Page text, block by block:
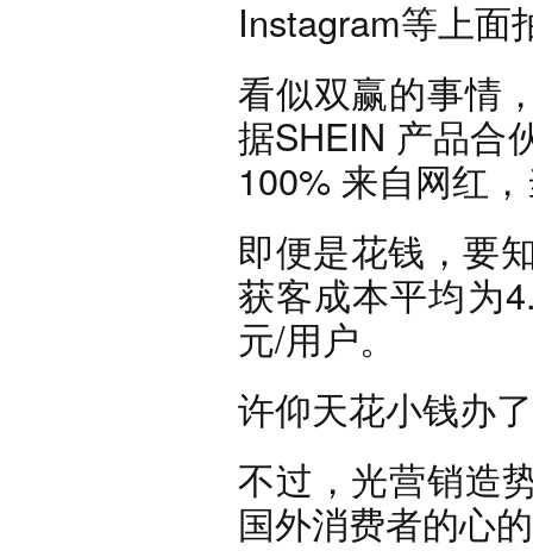
Instagram等上面
看似双赢的事情
据SHEIN 产品合
100% 来自网红
即便是花钱，要
获客成本平均为
元/用户。
许仰天花小钱办
不过，光营销造
国外消费者的心